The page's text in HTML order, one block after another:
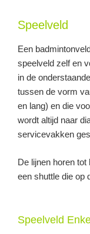
Speelveld
Een
speelveld zelf en
in de
tussen de vorm
en lang) en die
wordt altijd naar
servicevakken
De lijnen horen
een shuttle die op
Speelveld